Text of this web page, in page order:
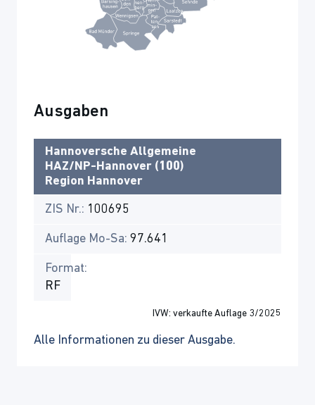
Ausgaben
Hannoversche Allgemeine
HAZ/NP-Hannover (100)
Region Hannover
ZIS Nr.: 100695
Auflage Mo-Sa: 97.641
Format:
RF
IVW: verkaufte Auflage 3/2025
Alle Informationen zu dieser Ausgabe.